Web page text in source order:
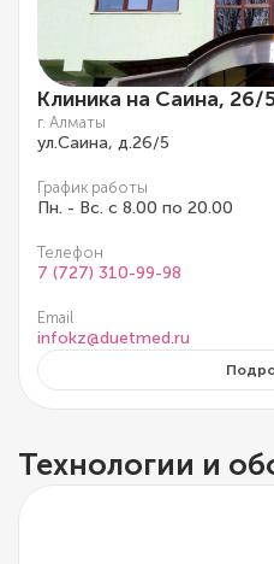
Клиника на Саина, 26/
г. Алматы
ул.Саина, д.26/5
График работы
Пн. - Вс. с 8.00 по 20.00
Телефон
7 (727) 310-99-98
Email
infokz@duetmed.ru
Технологии и